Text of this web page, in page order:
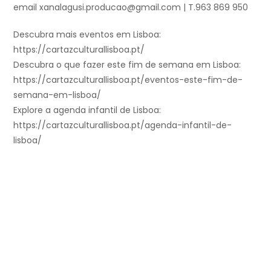
email xanalagusi.producao@gmail.com | T.963 869 950
Descubra mais eventos em Lisboa:
https://cartazculturallisboa.pt/
Descubra o que fazer este fim de semana em Lisboa:
https://cartazculturallisboa.pt/eventos-este-fim-de-
semana-em-lisboa/
Explore a agenda infantil de Lisboa:
https://cartazculturallisboa.pt/agenda-infantil-de-
lisboa/